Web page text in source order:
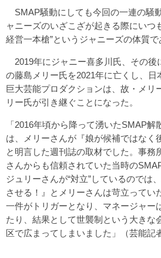
SMAP騒動にしても今回の一連の騒
ャニーズのいざこざが起きる際にいつ
経営一本槍”というジャニーズの体質で
2019年にジャニー喜多川氏、その後
の藤島メリー氏を2021年に亡くし、日
巨大芸能プロダクションは、故・メリ
リー氏が引き継ぐことになった。
「2016年頃から降って湧いたSMAP
は、メリーさんが『娘が候補ではなく
と明言した週刊誌の取材でした。事務
さんからも信頼されていた当時の
ジュリーさんが“対立”しているのでは
させる！』とメリーさんは苛立ってい
一件がトリガーとなり、マネージャー
たり、結果として世襲制という大きな
区で広まってしまいました」（芸能記